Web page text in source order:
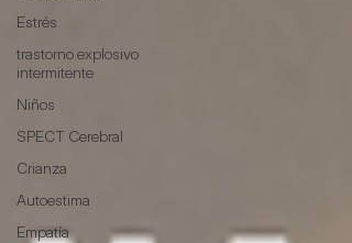
Estrés
trastorno explosivo
intermitente
Niños
SPECT Cerebral
Crianza
Autoestima
Empatía